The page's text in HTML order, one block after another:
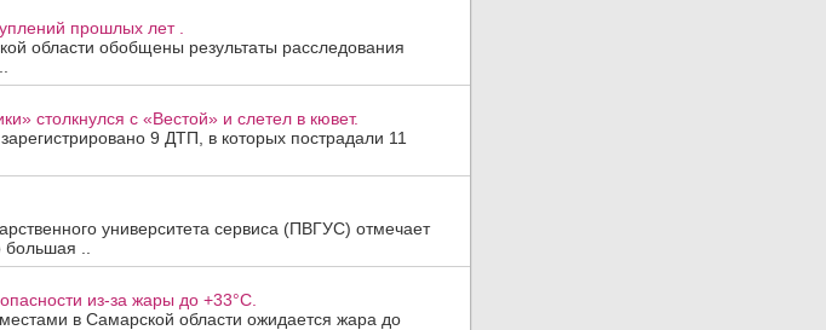
прошлых лет .
области обобщены результаты расследования
столкнулся с «Вестой» и слетел в кювет.
9 ДТП, в которых пострадали 11
университета сервиса (ПВГУС) отмечает
..
из-за жары до +33°C.
в Самарской области ожидается жара до